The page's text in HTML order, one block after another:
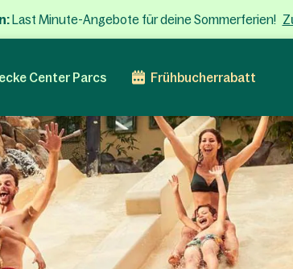
Last Minute-Angebote für deine Sommerferien!
Center Parcs Frühbucherrabatt